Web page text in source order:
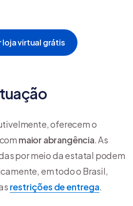
loja virtual grátis
oferecem o
maior abrangência. As
por meio da estatal podem
em todo o Brasil,
restrições de entrega.